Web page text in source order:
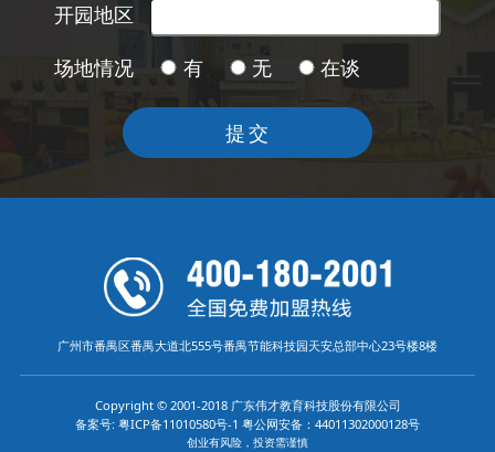
开园地区
场地情况
有 无 在谈
提交
广州市番禺区番禺大道北555号番禺节能科技园天安总部中心23号楼8楼
Copyright © 2001-2018 广东伟才教育科技股份有限公司
备案号: 粤ICP备11010580号-1 粤公网安备：44011302000128号
创业有风险，投资需谨慎